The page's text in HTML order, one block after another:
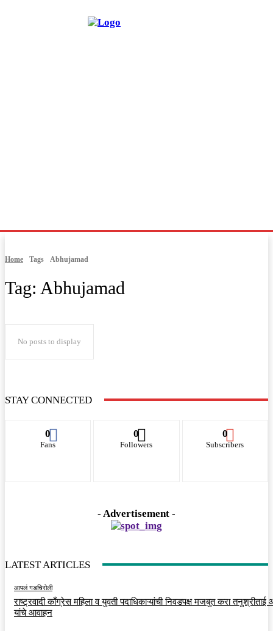
Home Tags Abhujamad
Tag: Abhujamad
No posts to display
STAY CONNECTED
0
Fans
0
Followers
0
Subscribers
- Advertisement -
LATEST ARTICLES
आपलं गडचिरोली
राष्ट्रवादी काँग्रेस महिला व युवती पदाधिकाऱ्यांची निवडपक्ष मजबुत करा तनुश्रीताई
यांचे आवाहन